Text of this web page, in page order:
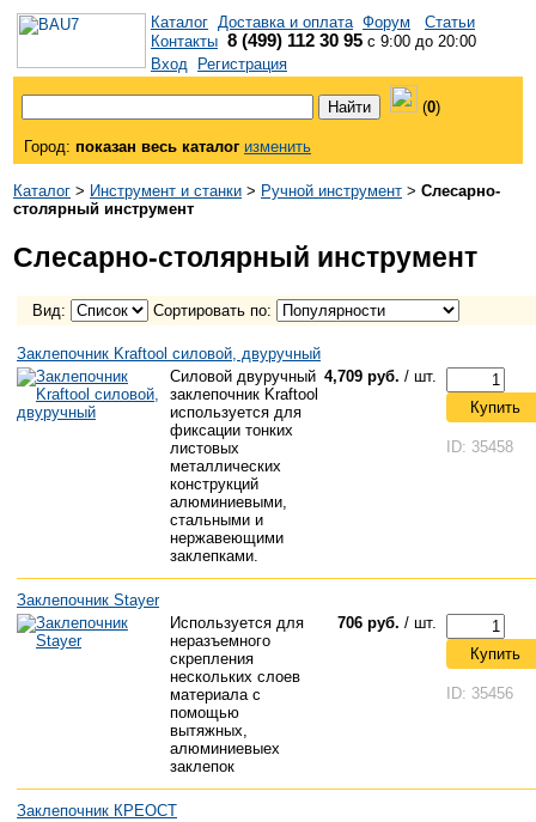
Каталог Доставка и оплата Форум
Статьи
Контакты 8 (499) 112 30 95 с 9:00 до 20:00
Вход
Регистрация
(0)
Город: показан весь каталог изменить
Каталог > Инструмент и станки > Ручной инструмент > Слесарно-
столярный инструмент
Слесарно-столярный инструмент
Вид: Сортировать по:
Заклепочник Kraftool силовой, двуручный
Силовой двуручный
заклепочник Kraftool
используется для
фиксации тонких
листовых
металлических
конструкций
алюминиевыми,
стальными и
нержавеющими
заклепками.
4,709 руб. / шт.
Купить
ID: 35458
Заклепочник Stayer
Используется для
неразъемного
скрепления
нескольких слоев
материала с
помощью
вытяжных,
алюминиевыех
заклепок
706 руб. / шт.
Купить
ID: 35456
Заклепочник КРЕОСТ